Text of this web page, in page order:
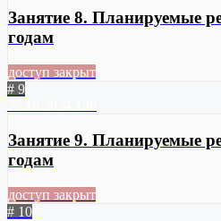
Занятие 8. Планируемые
годам
доступ закрыт
# 9
Занятие 9. Планируемые
годам
доступ закрыт
# 10